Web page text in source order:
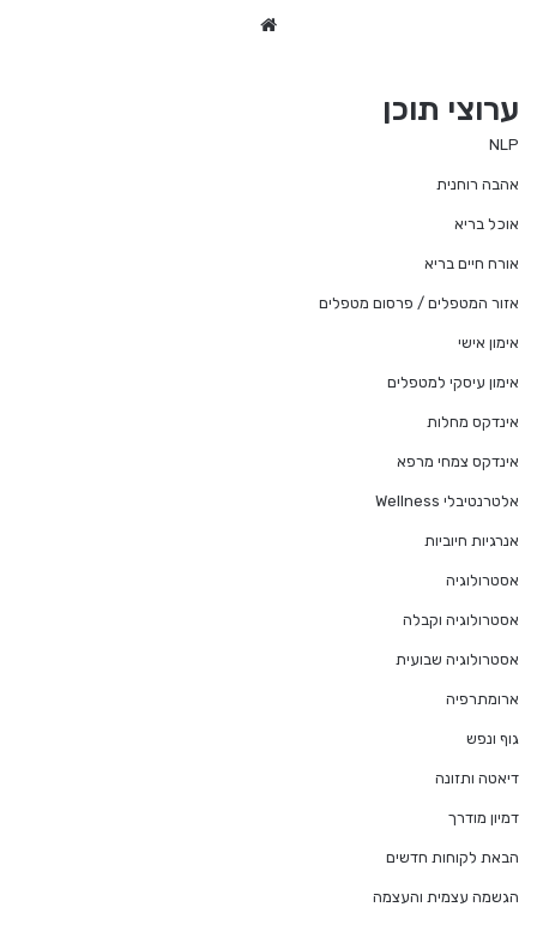
ערוצי תוכן
NLP
אהבה רוחנית
אוכל בריא
אורח חיים בריא
אזור המטפלים / פרסום מטפלים
אימון אישי
אימון עיסקי למטפלים
אינדקס מחלות
אינדקס צמחי מרפא
אלטרנטיבלי Wellness
אנרגיות חיוביות
אסטרולוגיה
אסטרולוגיה וקבלה
אסטרולוגיה שבועית
ארומתרפיה
גוף ונפש
דיאטה ותזונה
דמיון מודרך
הבאת לקוחות חדשים
הגשמה עצמית והעצמה